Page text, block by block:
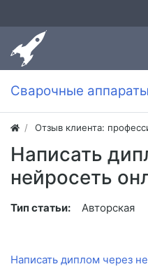
Сварочные аппараты
Отзыв клиента:
Написать
нейросеть
Тип статьи: Авторская
Написать диплом через